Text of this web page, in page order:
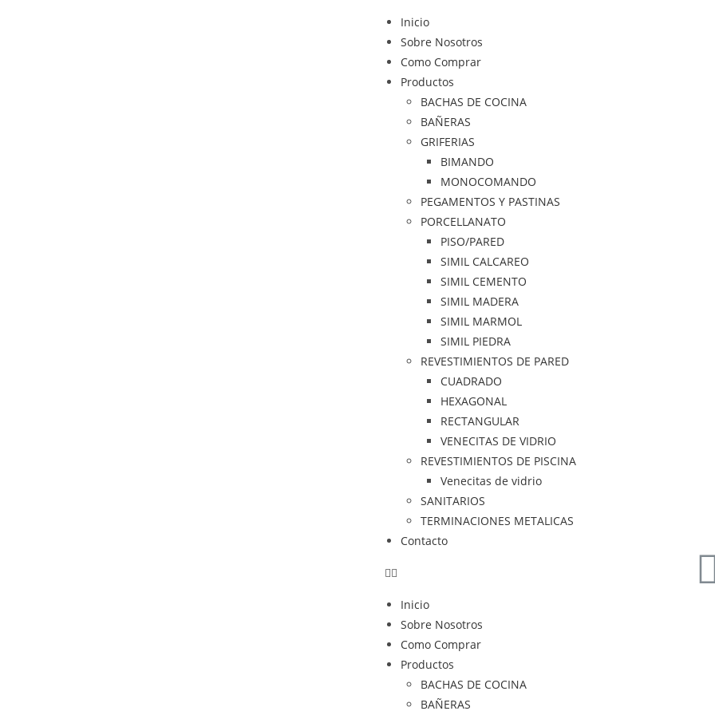
Inicio
Sobre Nosotros
Como Comprar
Productos
BACHAS DE COCINA
BAÑERAS
GRIFERIAS
BIMANDO
MONOCOMANDO
PEGAMENTOS Y PASTINAS
PORCELLANATO
PISO/PARED
SIMIL CALCAREO
SIMIL CEMENTO
SIMIL MADERA
SIMIL MARMOL
SIMIL PIEDRA
REVESTIMIENTOS DE PARED
CUADRADO
HEXAGONAL
RECTANGULAR
VENECITAS DE VIDRIO
REVESTIMIENTOS DE PISCINA
Venecitas de vidrio
SANITARIOS
TERMINACIONES METALICAS
Contacto
Inicio
Sobre Nosotros
Como Comprar
Productos
BACHAS DE COCINA
BAÑERAS